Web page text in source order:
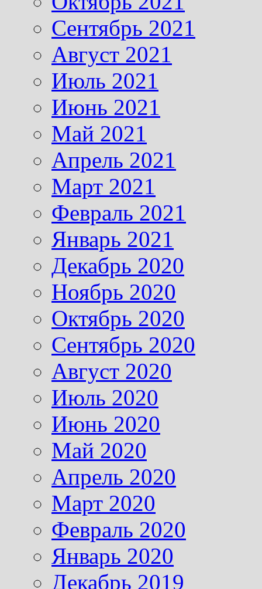
Сентябрь 2021
Август 2021
Июль 2021
Июнь 2021
Май 2021
Апрель 2021
Март 2021
Февраль 2021
Январь 2021
Декабрь 2020
Ноябрь 2020
Октябрь 2020
Сентябрь 2020
Август 2020
Июль 2020
Июнь 2020
Май 2020
Апрель 2020
Март 2020
Февраль 2020
Январь 2020
Декабрь 2019